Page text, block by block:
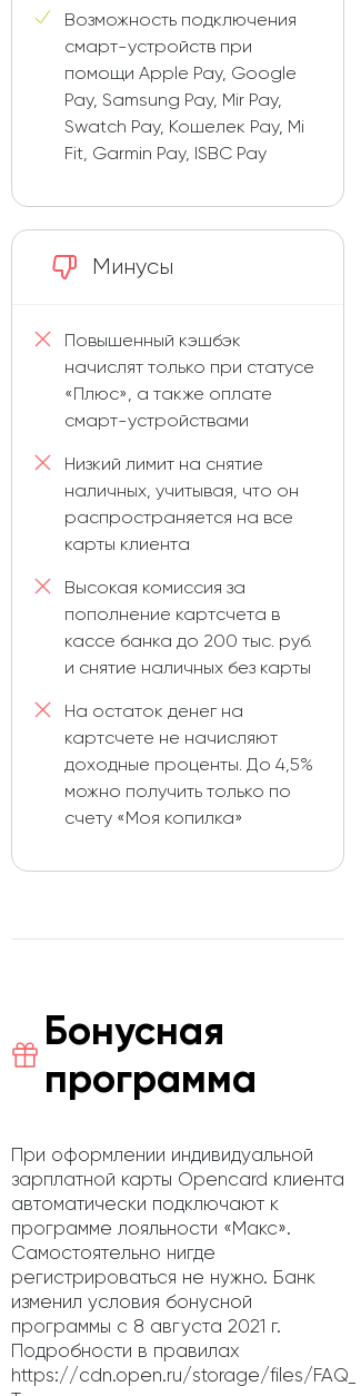
Возможность подключения
смарт-устройств при
помощи Apple Pay, Google
Pay, Samsung Pay, Mir Pay,
Swatch Pay, Кошелек Pay, Mi
Fit, Garmin Pay, ISBC Pay
Минусы
Повышенный кэшбэк
начислят только при статусе
«Плюс», а также оплате
смарт-устройствами
Низкий лимит на снятие
наличных, учитывая, что он
распространяется на все
карты клиента
Высокая комиссия за
пополнение картсчета в
кассе банка до 200 тыс. руб.
и снятие наличных без карты
На остаток денег на
картсчете не начисляют
доходные проценты. До 4,5%
можно получить только по
счету «Моя копилка»
Бонусная
программа
При оформлении индивидуальной
зарплатной карты Opencard клиента
автоматически подключают к
программе лояльности «Макс».
Самостоятельно нигде
регистрироваться не нужно. Банк
изменил условия бонусной
программы с 8 августа 2021 г.
Подробности в правилах
https://cdn.open.ru/storage/files/